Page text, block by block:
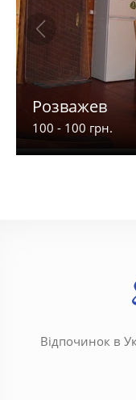
Розважев
100 - 100 грн.
Відпочинок в